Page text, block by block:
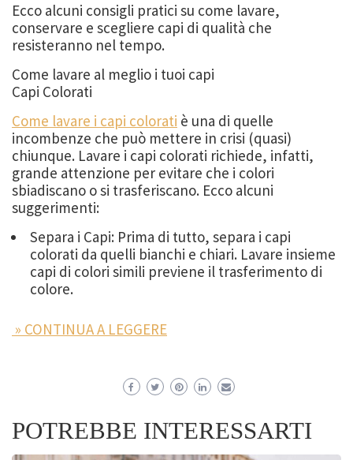
Ecco alcuni consigli pratici su come lavare,
conservare e scegliere capi di qualità che
resisteranno nel tempo.
Come lavare al meglio i tuoi capi
Capi Colorati
Come lavare i capi colorati è una di quelle
incombenze che può mettere in crisi (quasi)
chiunque. Lavare i capi colorati richiede, infatti,
grande attenzione per evitare che i colori
sbiadiscano o si trasferiscano. Ecco alcuni
suggerimenti:
Separa i Capi: Prima di tutto, separa i capi
colorati da quelli bianchi e chiari. Lavare insieme
capi di colori simili previene il trasferimento di
colore.
» CONTINUA A LEGGERE
POTREBBE INTERESSARTI